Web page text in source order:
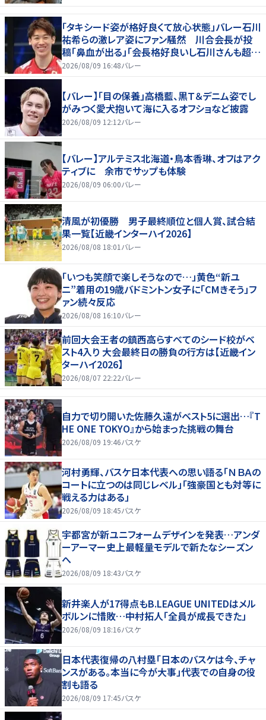
「タキシード姿が格好良くて放心状態」バレー石川
祐希らの激レア姿にファン騒然 川合会長が投
稿「鼻血が出る」「会長格好良いし石川さんも超格
好いい」
2026/08/09 16:48バレー
【バレー】「目の保養」高橋藍、黒Ｔ＆デニム姿でし
がみつく愛犬抱いて海に入るオフショなど披露
2026/08/09 12:12バレー
【バレー】アルテミス北海道・鳥本香琳、オフはアク
ティブに 余市でサップも体験
2026/08/09 06:00バレー
清風が初優勝 男子最終順位と個人賞、試合結
果一覧【近畿インターハイ2026】
2026/08/08 18:01 バレー
「いつも笑顔で楽しそうなので…」黄色“新ユ
ニ”着用の19歳バドミントン女子に「CMきそう」フ
ァン続々反応
2026/08/08 16:10バレー
前回大会王者の鎮西高らすべてのシード校がベ
スト4入り 大会最終日の勝負の行方は【近畿イン
ターハイ2026】
2026/08/07 22:22バレー
自力で切り開いた佐藤久遠がベスト5に選出…『T
HE ONE TOKYO』から始まった挑戦の舞台
2026/08/09 19:46バスケ
河村勇輝、バスケ日本代表への思い語る「ＮＢＡの
コートに立つのは同じレベル」「強豪国とも対等に
戦える力はある」
2026/08/09 18:45バスケ
宇都宮が新ユニフォームデザインを発表…アンダ
ーアーマー史上最軽量モデルで新たなシーズン
へ
2026/08/09 18:43バスケ
新井楽人が17得点もB.LEAGUE UNITEDはメル
ボルンに惜敗…中村拓人「全員が成長できた」
2026/08/09 18:16バスケ
日本代表復帰の八村塁「日本のバスケは今、チャ
ンスがある。本当に今が大事」代表での自身の役
割も語る
2026/08/09 17:45バスケ